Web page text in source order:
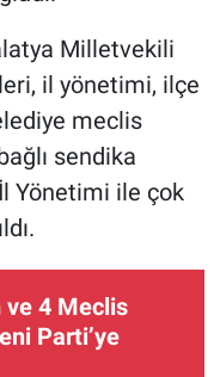
Milletvekili
il yönetimi, ilçe
meclis
sendika
Yönetimi ile çok
ve 4 Meclis
Parti’ye